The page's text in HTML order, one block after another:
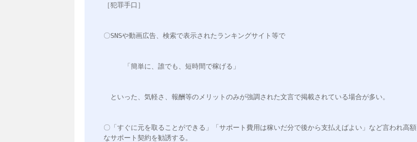
［犯罪手口］
〇SNSや動画広告、検索で表示されたランキングサイト等で
「簡単に、誰でも、短時間で稼げる」
といった、気軽さ、報酬等のメリットのみが強調された文言で掲載されている場合が多い。
〇「すぐに元を取ることができる」「サポート費用は稼いだ分で後から支払えばよい」など言われ高額
なサポート契約を勧誘する。